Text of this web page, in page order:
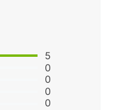
5
0
0
0
0